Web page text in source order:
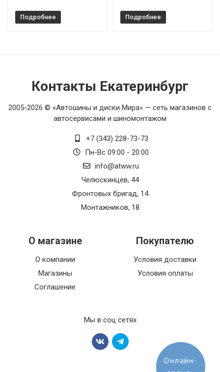
Подробнее Подробнее
Контакты Екатеринбург
2005-2026 © «Автошины и диски Мира» — сеть магазинов с
автосервисами и шиномонтажом
+7 (343) 228-73-73
Пн-Вс 09:00 - 20:00
info@atww.ru
Челюскинцев, 44
Фронтовых бригад, 14
Монтажников, 18
О магазине
О компании
Магазины
Соглашение
Покупателю
Условия доставки
Условия оплаты
Мы в соц сетях
Онлайн-